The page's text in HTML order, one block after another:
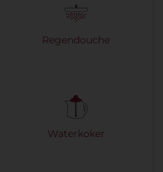
Regendouche
Waterkoker